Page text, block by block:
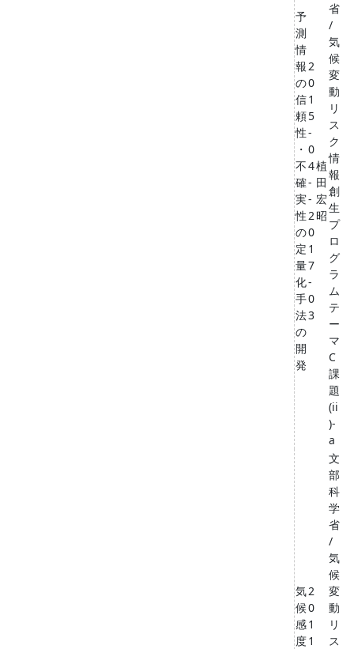
予
測
情
報
の
信
頼
性
・
不
確
実
性
の
定
量
化
手
法
の
開
発
2
0
1
5
-
0
4
-
-
2
0
1
7
-
0
3
植
田
宏
昭
省
/
気
候
変
動
リ
ス
ク
情
報
創
生
プ
ロ
グ
ラ
ム
テ
ー
マ
C
課
題
(ii
)-
a
気
候
感
度
2
0
1
1
文
部
科
学
省
/
気
候
変
動
リ
ス